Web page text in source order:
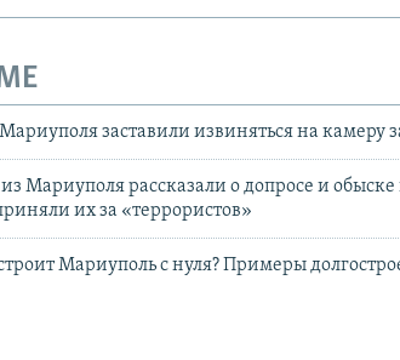
заставили извиняться на камеру
Мариуполя рассказали о допросе и обыске
их за «террористов»
Мариуполь с нуля? Примеры